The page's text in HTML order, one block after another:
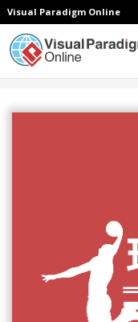
Visual Paradigm Online